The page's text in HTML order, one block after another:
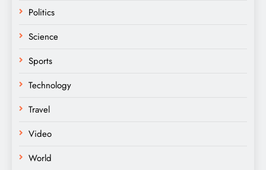
Politics
Science
Sports
Technology
Travel
Video
World